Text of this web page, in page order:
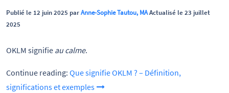
Publié le 12 juin 2025 parAnne-Sophie Tautou, MAActualisé le 23 juillet
2025
OKLM signifie au calme.
Continue reading: Que signifie OKLM ? – Définition,
significations et exemples